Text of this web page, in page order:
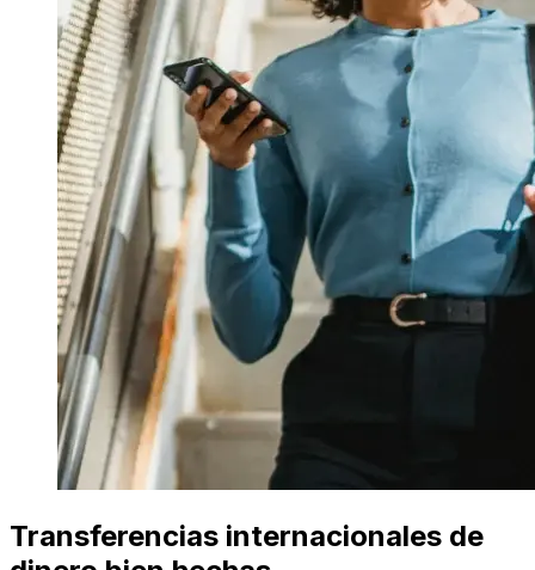
Transferencias internacionales de